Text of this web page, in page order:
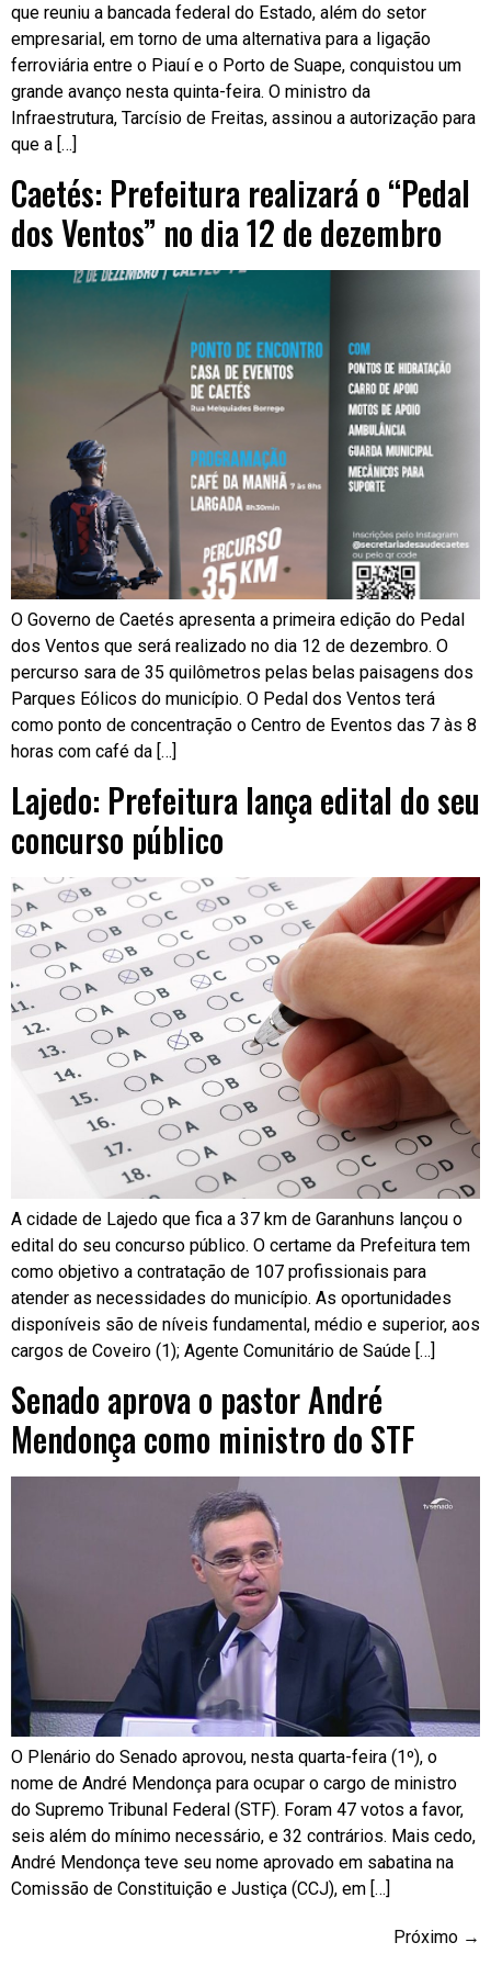
que reuniu a bancada federal do Estado, além do setor
empresarial, em torno de uma alternativa para a ligação
ferroviária entre o Piauí e o Porto de Suape, conquistou um
grande avanço nesta quinta-feira. O ministro da
Infraestrutura, Tarcísio de Freitas, assinou a autorização para
que a […]
Caetés: Prefeitura realizará o “Pedal
dos Ventos” no dia 12 de dezembro
O Governo de Caetés apresenta a primeira edição do Pedal
dos Ventos que será realizado no dia 12 de dezembro. O
percurso sara de 35 quilômetros pelas belas paisagens dos
Parques Eólicos do município. O Pedal dos Ventos terá
como ponto de concentração o Centro de Eventos das 7 às 8
horas com café da […]
Lajedo: Prefeitura lança edital do seu
concurso público
A cidade de Lajedo que fica a 37 km de Garanhuns lançou o
edital do seu concurso público. O certame da Prefeitura tem
como objetivo a contratação de 107 profissionais para
atender as necessidades do município. As oportunidades
disponíveis são de níveis fundamental, médio e superior, aos
cargos de Coveiro (1); Agente Comunitário de Saúde […]
Senado aprova o pastor André
Mendonça como ministro do STF
O Plenário do Senado aprovou, nesta quarta-feira (1º), o
nome de André Mendonça para ocupar o cargo de ministro
do Supremo Tribunal Federal (STF). Foram 47 votos a favor,
seis além do mínimo necessário, e 32 contrários. Mais cedo,
André Mendonça teve seu nome aprovado em sabatina na
Comissão de Constituição e Justiça (CCJ), em […]
Próximo →